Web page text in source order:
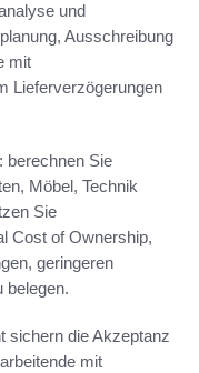
und
Ausschreibung
mit
Lieferverzögerungen
berechnen Sie
Möbel, Technik
Sie
Cost of Ownership,
geringeren
belegen.
sichern die Akzeptanz
mit